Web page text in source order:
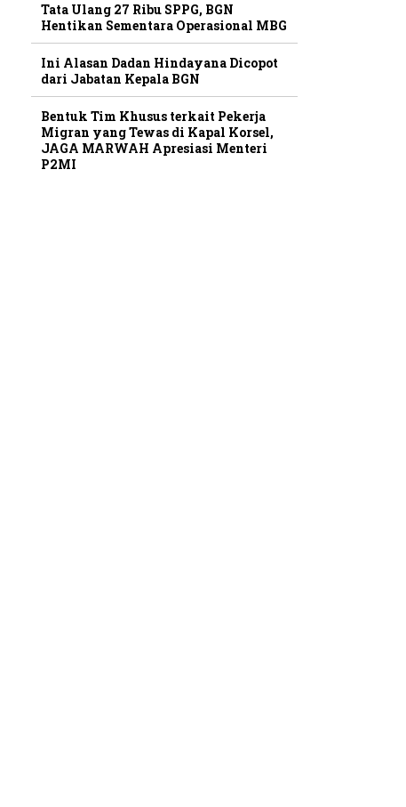
Tata Ulang 27 Ribu SPPG, BGN
Hentikan Sementara Operasional MBG
Ini Alasan Dadan Hindayana Dicopot
dari Jabatan Kepala BGN
Bentuk Tim Khusus terkait Pekerja
Migran yang Tewas di Kapal Korsel,
JAGA MARWAH Apresiasi Menteri
P2MI